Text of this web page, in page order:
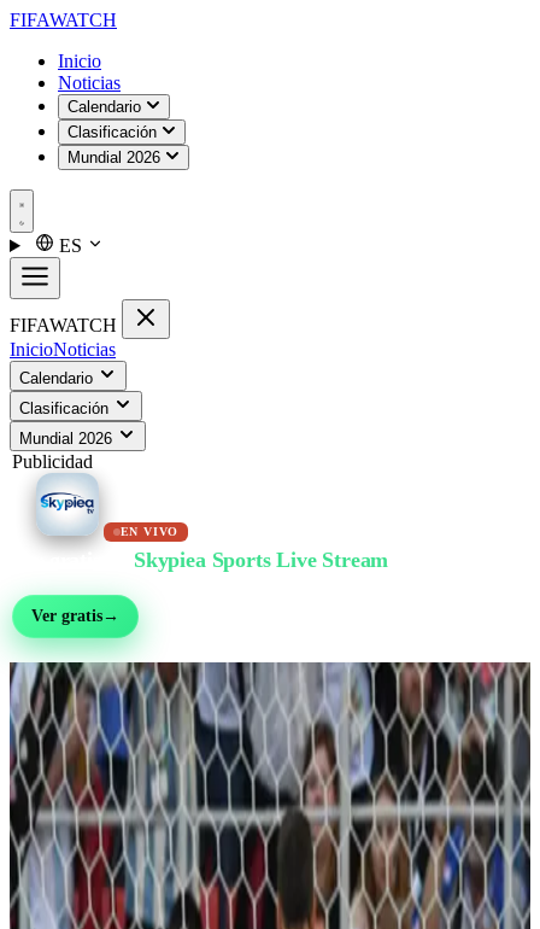
FIFAWATCH
Inicio
Noticias
Calendario
Clasificación
Mundial 2026
ES
FIFAWATCH
InicioNoticias
Calendario
Clasificación
Mundial 2026
Publicidad
EN VIVO
Skypiea Sports Live Stream
Ver gratis→